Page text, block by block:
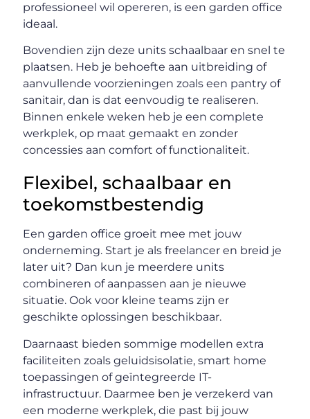
professioneel wil opereren, is een garden office
ideaal.
Bovendien zijn deze units schaalbaar en snel te
plaatsen. Heb je behoefte aan uitbreiding of
aanvullende voorzieningen zoals een pantry of
sanitair, dan is dat eenvoudig te realiseren.
Binnen enkele weken heb je een complete
werkplek, op maat gemaakt en zonder
concessies aan comfort of functionaliteit.
Flexibel, schaalbaar en
toekomstbestendig
Een garden office groeit mee met jouw
onderneming. Start je als freelancer en breid je
later uit? Dan kun je meerdere units
combineren of aanpassen aan je nieuwe
situatie. Ook voor kleine teams zijn er
geschikte oplossingen beschikbaar.
Daarnaast bieden sommige modellen extra
faciliteiten zoals geluidsisolatie, smart home
toepassingen of geïntegreerde IT-
infrastructuur. Daarmee ben je verzekerd van
een moderne werkplek, die past bij jouw